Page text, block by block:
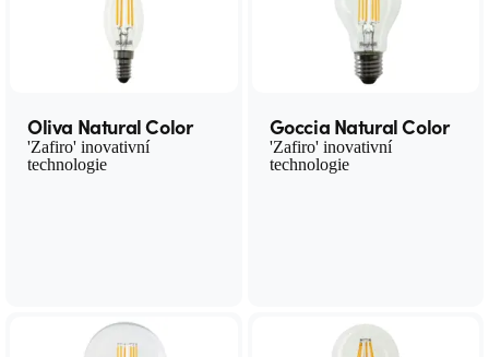
Oliva Natural Color
'Zafiro' inovativní
technologie
Goccia Natural Color
'Zafiro' inovativní
technologie